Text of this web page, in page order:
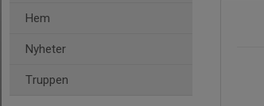
Hem
Nyheter
Truppen